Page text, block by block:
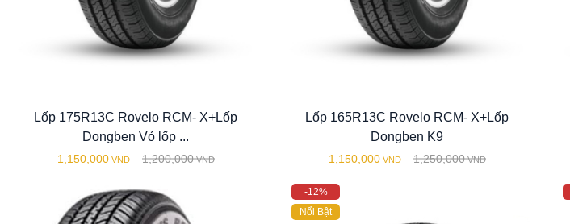
Lốp 175R13C Rovelo RCM- X+Lốp
Dongben Vỏ lốp ...
1,150,000 VND 1,200,000 VND
Lốp 165R13C Rovelo RCM- X+Lốp
Dongben K9
1,150,000 VND 1,250,000 VND
-12%
Nổi Bật